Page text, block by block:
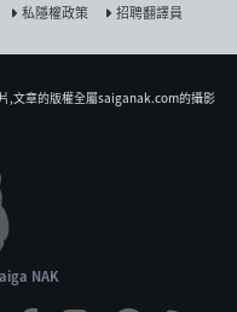
私隱權政策 招聘翻譯員
,文章的版權全屬saiganak.com的攝影
NAK